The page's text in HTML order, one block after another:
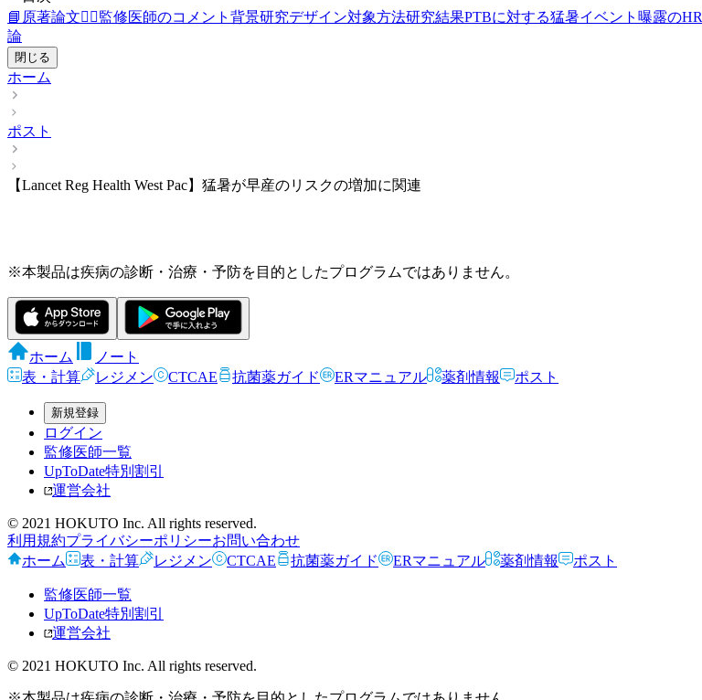
📘原著論文👨‍⚕️監修医師のコメント 背景研究デザイン対象方法研究結果PTBに対する猛暑イベント曝露のHR
論
閉じる
ホーム
ポスト
【Lancet Reg Health West Pac】猛暑が早産のリスクの増加に関連
※本製品は疾病の診断・治療・予防を目的としたプログラムではありません。
ホーム
ノート
表・計算
レジメン CTCAE 抗菌薬ガイド ERマニュアル 薬剤情報 ポスト
新規登録
ログイン
監修医師一覧
UpToDate特別割引
運営会社
© 2021 HOKUTO Inc. All rights reserved.
利用規約プライバシーポリシーお問い合わせ
ホーム
表・計算 レジメン CTCAE 抗菌薬ガイド ERマニュアル 薬剤情報 ポスト
監修医師一覧
UpToDate特別割引
運営会社
© 2021 HOKUTO Inc. All rights reserved.